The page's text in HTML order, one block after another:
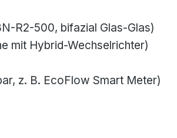
R2-500, bifazial Glas-Glas)
mit Hybrid-Wechselrichter)
z. B. EcoFlow Smart Meter)